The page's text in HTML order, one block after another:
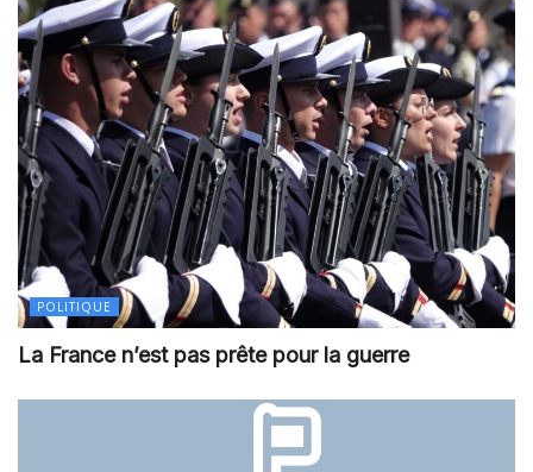
POLITIQUE
La France n’est pas prête pour la guerre